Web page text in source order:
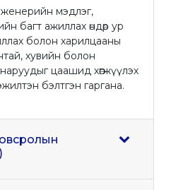
мэдлэг,
багт ажиллах өндөр ур
болон харилцааны
хувийн болон
цаашид хөгжүүлэх
бэлтгэн гаргана.